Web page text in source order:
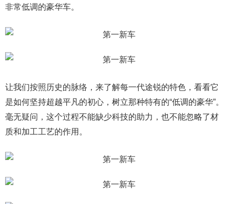
非常低调的豪华车。
让我们按照历史的脉络，来了解每一代途锐的特色，看看它
是如何坚持超越平凡的初心，树立那种特有的“低调的豪华”。
毫无疑问，这个过程不能缺少科技的助力，也不能忽略了材
质和加工工艺的作用。